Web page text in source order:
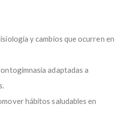
y cambios que ocurren en
adaptadas a
hábitos saludables en